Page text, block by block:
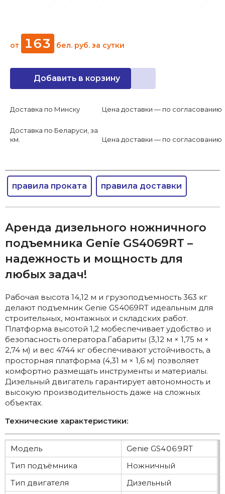
от 163 бел. руб. за сутки
Добавить в корзину
Доставка по Минску Цена доставки — по согласованию
Доставка по Беларуси, за
км.
Цена доставки — по согласованию
правила проката правила доставки
Аренда дизельного ножничного
подъемника Genie GS4069RT –
надежность и мощность для
любых задач!
Рабочая высота 14,12 м и грузоподъемность 363 кг
делают подъемник Genie GS4069RT идеальным для
строительных, монтажных и складских работ.
Платформа высотой 1,2 мобеспечивает удобство и
безопасность оператора.Габариты (3,12 м × 1,75 м ×
2,74 м) и вес 4744 кг обеспечивают устойчивость, а
просторная платформа (4,31 м × 1,6 м) позволяет
комфортно размещать инструменты и материалы.
Дизельный двигатель гарантирует автономность и
высокую производительность даже на сложных
объектах.
Технические характеристики:
Модель
Genie GS4069RT
Тип подъёмника
Ножничный
Тип двигателя
Дизельный